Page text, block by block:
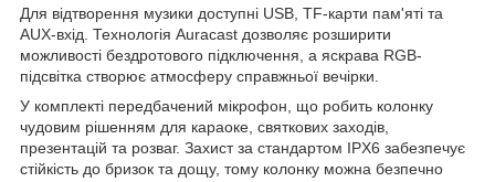
Для відтворення музики доступні USB, TF-карти пам'яті та
AUX-вхід. Технологія Auracast дозволяє розширити
можливості бездротового підключення, а яскрава RGB-
підсвітка створює атмосферу справжньої вечірки.
У комплекті передбачений мікрофон, що робить колонку
чудовим рішенням для караоке, святкових заходів,
презентацій та розваг. Захист за стандартом IPX6 забезпечує
стійкість до бризок та дощу, тому колонку можна безпечно